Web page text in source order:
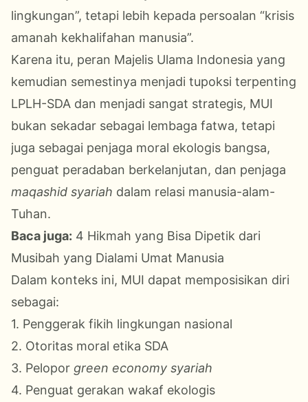
lingkungan”, tetapi lebih kepada persoalan “krisis
amanah kekhalifahan manusia”.
Karena itu, peran Majelis Ulama Indonesia yang
kemudian semestinya menjadi tupoksi terpenting
LPLH-SDA dan menjadi sangat strategis, MUI
bukan sekadar sebagai lembaga fatwa, tetapi
juga sebagai penjaga moral ekologis bangsa,
penguat peradaban berkelanjutan, dan penjaga
maqashid syariah dalam relasi manusia-alam-
Tuhan.
Baca juga: 4 Hikmah yang Bisa Dipetik dari
Musibah yang Dialami Umat Manusia
Dalam konteks ini, MUI dapat memposisikan diri
sebagai:
1. Penggerak fikih lingkungan nasional
2. Otoritas moral etika SDA
3. Pelopor green economy syariah
4. Penguat gerakan wakaf ekologis